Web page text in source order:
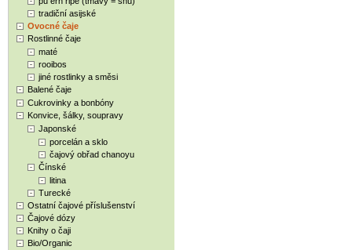
tradiční asijské
Ovocné čaje
Rostlinné čaje
maté
rooibos
jiné rostlinky a směsi
Balené čaje
Cukrovinky a bonbóny
Konvice, šálky, soupravy
Japonské
porcelán a sklo
čajový obřad chanoyu
Čínské
litina
Turecké
Ostatní čajové příslušenství
Čajové dózy
Knihy o čaji
Bio/Organic